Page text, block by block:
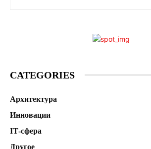
CATEGORIES
Архитектура
Инновации
ІТ-сфера
Другое